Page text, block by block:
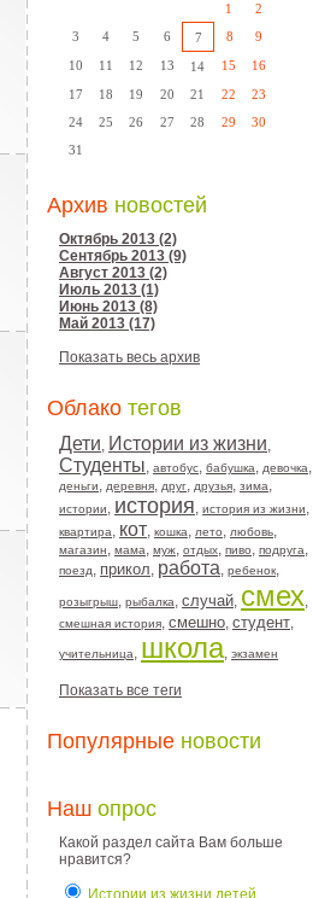
1
2
3
4 5 6 7 8
9
10
11 12 13 14 15
16
17
18 19 20 21 22
23
24
25 26 27 28 29
30
31
Архив новостей
Октябрь 2013 (2)
Сентябрь 2013 (9)
Август 2013 (2)
Июль 2013 (1)
Июнь 2013 (8)
Май 2013 (17)
Показать весь архив
Облако тегов
Дети, Истории из жизни,
Студенты, автобус, бабушка, девочка,
деньги, деревня, друг, друзья, зима,
истории, история, история из жизни,
квартира, кот, кошка, лето, любовь,
магазин, мама, муж, отдых, пиво, подруга,
поезд, прикол, работа, ребенок,
розыгрыш, рыбалка, случай, смех,
смешная история, смешно, студент,
учительница, школа, экзамен
Показать все теги
Популярные новости
Наш опрос
Какой раздел сайта Вам больше
нравится?
Истории из жизни детей